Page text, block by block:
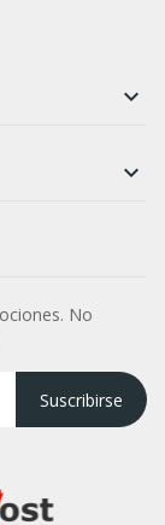


No
Suscribirse